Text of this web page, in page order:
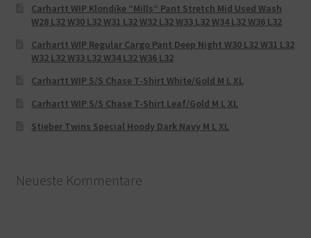
Carhartt WIP Klondike “Mills“ Pant Stretch Mid Used Wash
W28 L32 W30 L32 W31 L32 W32 L32 W33 L32 W34 L32 W36 L32
Carhartt WIP Regular Cargo Pant Deep Night W30 L32 W31 L32
W32 L32 W33 L32 W34 L32 W36 L32
Carhartt WIP S/S Chase T-Shirt White/Gold M L XL
Carhartt WIP S/S Chase T-Shirt Leaf/Gold M L XL
Stieber Twins Special Hoody Dark Navy M L XL
Neueste Kommentare